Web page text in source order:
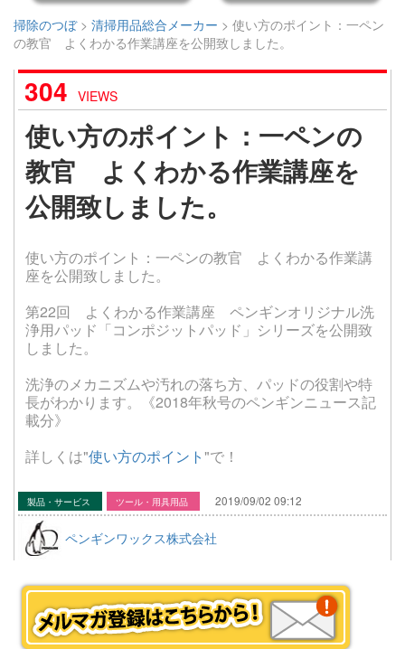
掃除のつぼ> 清掃用品総合メーカー > 使い方のポイント：一ペン
の教官 よくわかる作業講座を公開致しました。
304 VIEWS
使い方のポイント：一ペンの
教官 よくわかる作業講座を
公開致しました。
使い方のポイント：一ペンの教官 よくわかる作業講
座を公開致しました。
第22回 よくわかる作業講座 ペンギンオリジナル洗
浄用パッド「コンポジットパッド」シリーズを公開致
しました。
洗浄のメカニズムや汚れの落ち方、パッドの役割や特
長がわかります。《2018年秋号のペンギンニュース記
載分》
詳しくは"使い方のポイント "で！
製品・サービス ツール・用具用品 2019/09/02 09:12
ペンギンワックス株式会社